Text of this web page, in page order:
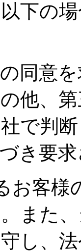
下の
同意
他、
で判
き要
お客様
また
し、